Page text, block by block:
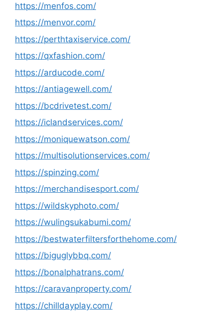
https://menfos.com/
https://menvor.com/
https://perthtaxiservice.com/
https://qxfashion.com/
https://arducode.com/
https://antiagewell.com/
https://bcdrivetest.com/
https://iclandservices.com/
https://moniquewatson.com/
https://multisolutionservices.com/
https://spinzing.com/
https://merchandisesport.com/
https://wildskyphoto.com/
https://wulingsukabumi.com/
https://bestwaterfiltersforthehome.com/
https://biguglybbq.com/
https://bonalphatrans.com/
https://caravanproperty.com/
https://chilldayplay.com/